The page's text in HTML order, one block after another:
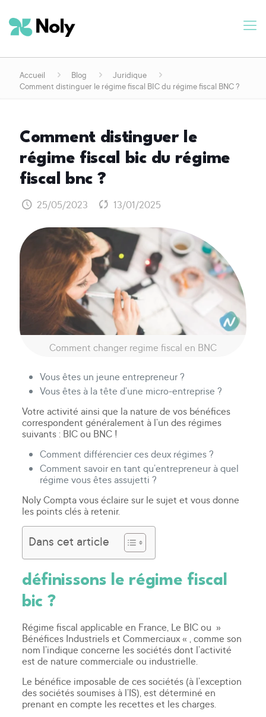
Accueil Blog
Juridique
Comment distinguer le régime fiscal BIC du régime fiscal BNC ?
comment distinguer le
régime fiscal bic du régime
fiscal bnc ?
25/05/2023 13/01/2025
Comment changer regime fiscal en BNC
Vous êtes un jeune entrepreneur ?
Vous êtes à la tête d’une micro-entreprise ?
Votre activité ainsi que la nature de vos bénéfices
correspondent généralement à l’un des régimes
suivants : BIC ou BNC !
Comment différencier ces deux régimes ?
Comment savoir en tant qu’entrepreneur à quel
régime vous êtes assujetti ?
Noly Compta vous éclaire sur le sujet et vous donne
les points clés à retenir.
Dans cet article
définissons le régime fiscal
bic ?
Régime fiscal applicable en France, Le BIC ou »
Bénéfices Industriels et Commerciaux « , comme son
nom l’indique concerne les sociétés dont l’activité
est de nature commerciale ou industrielle.
Le bénéfice imposable de ces sociétés (à l’exception
des sociétés soumises à l’IS), est déterminé en
prenant en compte les recettes et les charges.